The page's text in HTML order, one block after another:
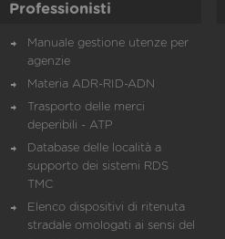
Professionisti
Manuale gestione utenze per
agenzie
Materia ADR-RID-ADN
Trasporto delle merci
deperibili - ATP
Database delle località a
supporto dei sistemi RDS
TMC
Elenco dispositivi di ritenuta
stradale omologati ai sensi del